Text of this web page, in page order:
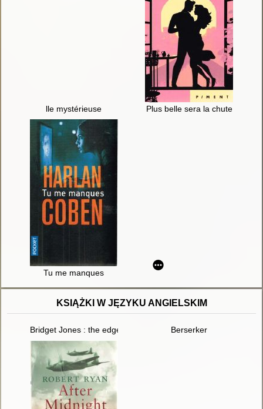
lle mystérieuse Plus belle sera la chute
Tu me manques
KSIĄŻKI W JĘZYKU ANGIELSKIM
Bridget Jones : the edge of reason Berserker